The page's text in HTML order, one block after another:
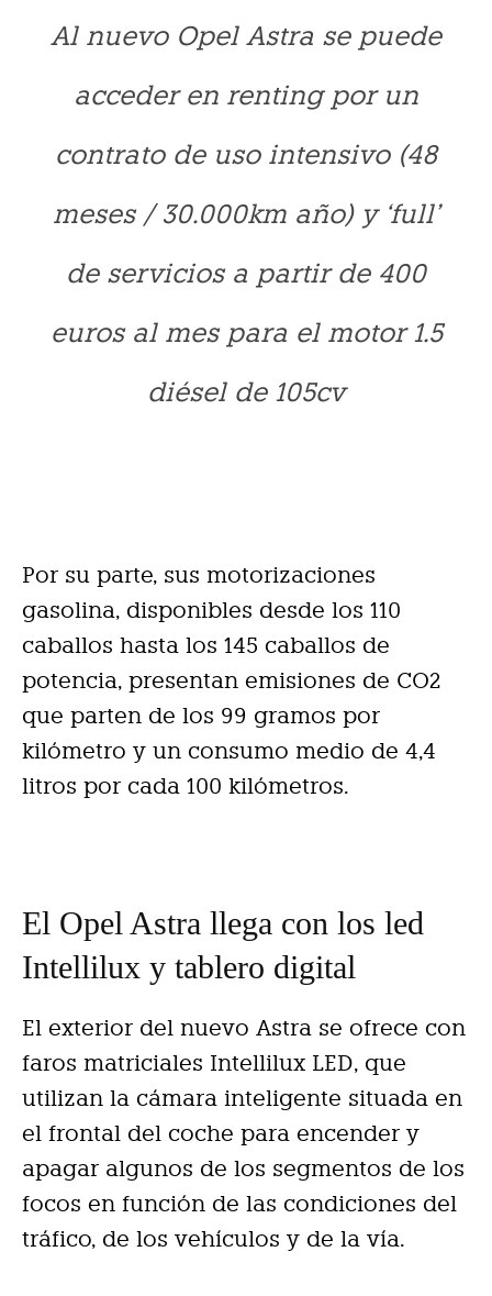
Al nuevo Opel Astra se puede
acceder en renting por un
contrato de uso intensivo (48
meses / 30.000km año) y ‘full’
de servicios a partir de 400
euros al mes para el motor 1.5
diésel de 105cv
Por su parte, sus motorizaciones
gasolina, disponibles desde los 110
caballos hasta los 145 caballos de
potencia, presentan emisiones de CO2
que parten de los 99 gramos por
kilómetro y un consumo medio de 4,4
litros por cada 100 kilómetros.
El Opel Astra llega con los led
Intellilux y tablero digital
El exterior del nuevo Astra se ofrece con
faros matriciales Intellilux LED, que
utilizan la cámara inteligente situada en
el frontal del coche para encender y
apagar algunos de los segmentos de los
focos en función de las condiciones del
tráfico, de los vehículos y de la vía.